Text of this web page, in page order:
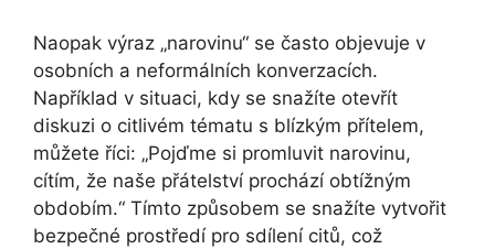
Naopak výraz „narovinu“ se často objevuje v
osobních a neformálních konverzacích.
Například v situaci, kdy se snažíte otevřít
diskuzi o citlivém tématu s blízkým přítelem,
můžete říci: „Pojďme si promluvit narovinu,
cítím, že naše přátelství prochází obtížným
obdobím.“ Tímto způsobem se snažíte vytvořit
bezpečné prostředí pro sdílení citů, což